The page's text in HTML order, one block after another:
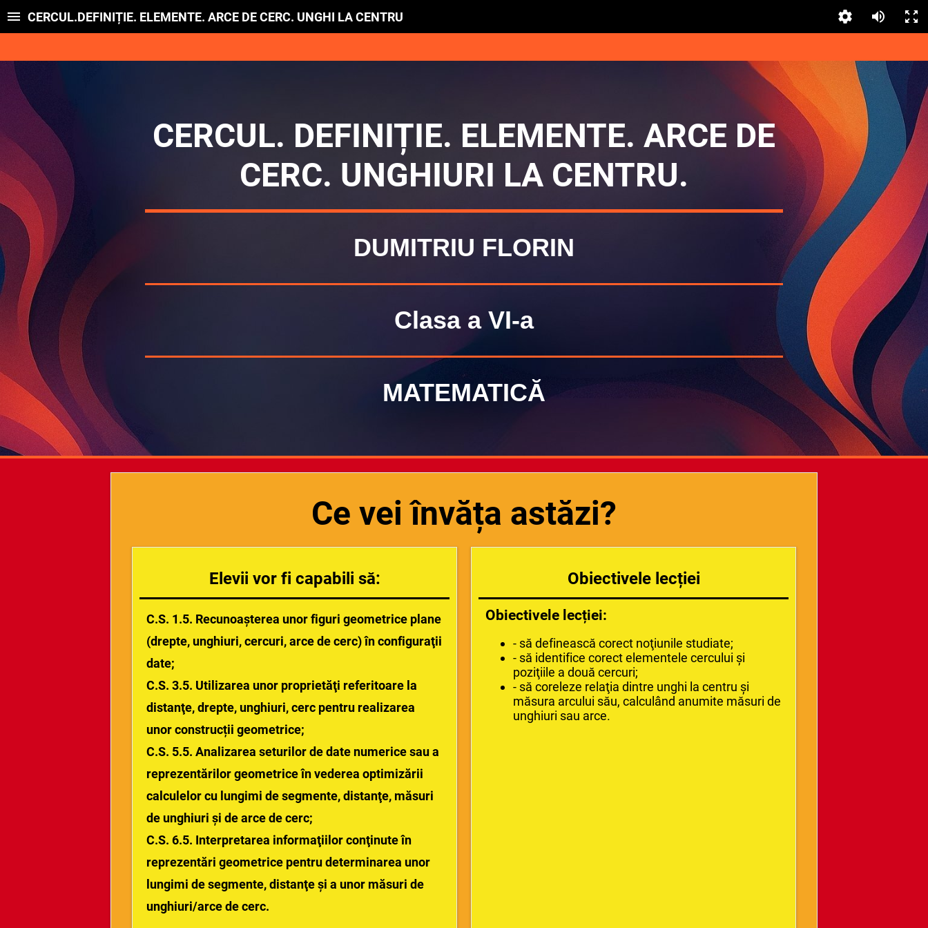
CERCUL.DEFINIȚIE. ELEMENTE. ARCE DE CERC. UNGHI LA CENTRU
CERCUL. DEFINIȚIE. ELEMENTE. ARCE DE
CERC. UNGHIURI LA CENTRU.
DUMITRIU FLORIN
Clasa a VI-a
MATEMATICĂ
Ce vei învăța astăzi?
Elevii vor fi capabili să:
C.S. 1.5. Recunoaşterea unor figuri geometrice plane
(drepte, unghiuri, cercuri, arce de cerc) în configuraţii
date;
C.S. 3.5. Utilizarea unor proprietăţi referitoare la
distanţe, drepte, unghiuri, cerc pentru realizarea
unor construcții geometrice;
C.S. 5.5. Analizarea seturilor de date numerice sau a
reprezentărilor geometrice în vederea optimizării
calculelor cu lungimi de segmente, distanţe, măsuri
de unghiuri şi de arce de cerc;
C.S. 6.5. Interpretarea informaţiilor conţinute în
reprezentări geometrice pentru determinarea unor
lungimi de segmente, distanţe şi a unor măsuri de
unghiuri/arce de cerc.
Obiectivele lecției
Obiectivele lecției:
- să definească corect noţiunile studiate;
- să identifice corect elementele cercului şi
poziţiile a două cercuri;
- să coreleze relaţia dintre unghi la centru şi
măsura arcului său, calculând anumite măsuri de
unghiuri sau arce.